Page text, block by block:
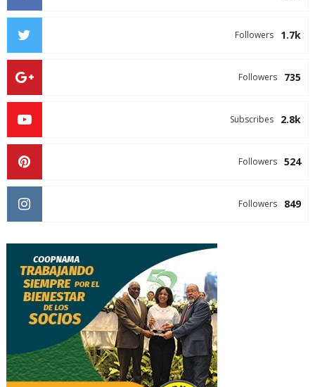
1.7k
Followers
735
Followers
2.8k
Subscribes
524
Followers
849
Followers